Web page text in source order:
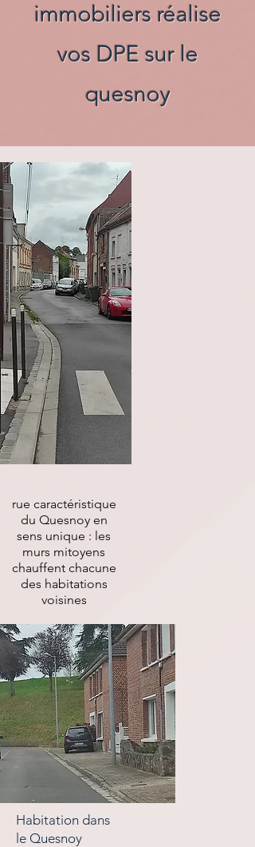
immobiliers réalise
vos DPE sur le
quesnoy
rue caractéristique
du Quesnoy en
sens unique : les
murs mitoyens
chauffent chacune
des habitations
voisines
Habitation dans
le Quesnoy